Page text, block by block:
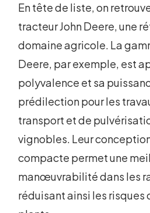
En tête de liste, on
tracteur John Deere, une
domaine agricole. La
Deere, par exemple, est
polyvalence et sa
prédilection pour les
transport et de
vignobles. Leur
compacte permet une
manœuvrabilité dans les
réduisant ainsi les risques